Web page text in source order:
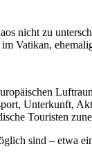
nicht zu
Vatikan,
Unterkunft,
Touristen
sind –